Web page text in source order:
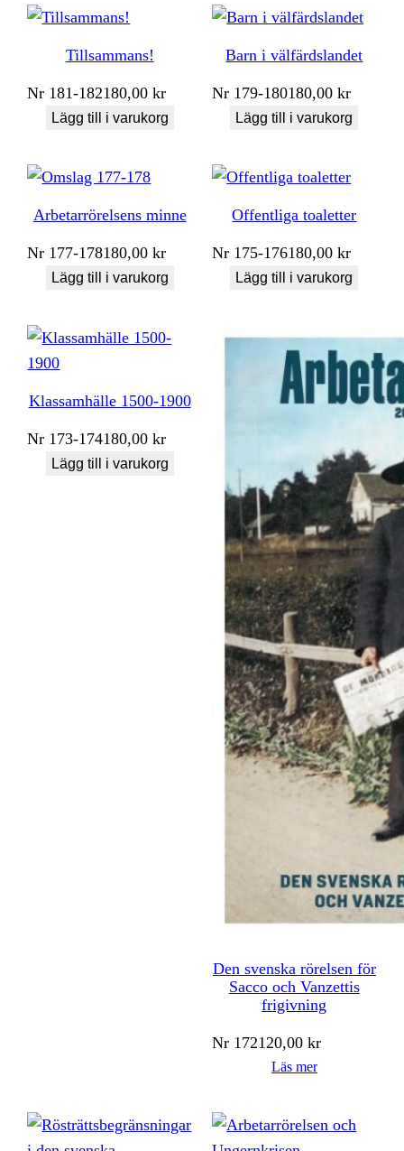
Tillsammans!
Nr 181-182180,00kr
Lägg till i varukorg
Barn i välfärdslandet
Nr 179-180180,00kr
Lägg till i varukorg
Arbetarrörelsens minne
Nr 177-178180,00kr
Lägg till i varukorg
Offentliga toaletter
Nr 175-176180,00kr
Lägg till i varukorg
Klassamhälle 1500-1900
Nr 173-174180,00kr
Lägg till i varukorg
Den svenska rörelsen för
Sacco och Vanzettis
frigivning
Nr 172120,00kr
Läs mer